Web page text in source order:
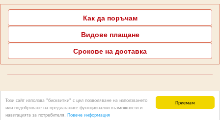
Приемам
Този сайт използва "бисквитки" с цел позволяване на използването
или подобряване на предлаганите функционални възможности и
навигацията за потребителя. Повече информация
Как да поръчам
Видове плащане
Срокове на доставка
Поддръжка Nani.BG
Copyright © 2006-2026 НАНИ.БГ Всички права запазени